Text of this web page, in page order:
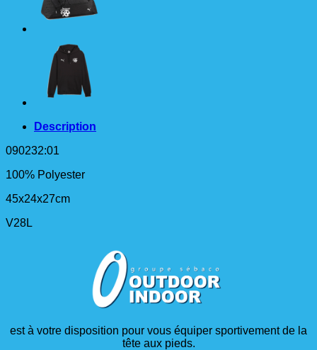
Description
090232:01
100% Polyester
45x24x27cm
V28L
est à votre disposition pour vous équiper sportivement de la
tête aux pieds.